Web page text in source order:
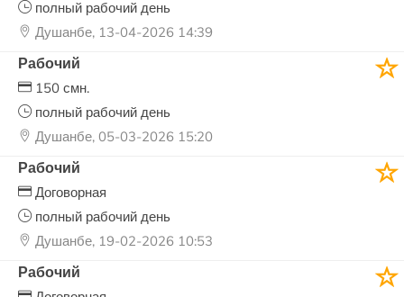
полный рабочий день
Душанбе, 13-04-2026 14:39
Рабочий
150 смн.
полный рабочий день
Душанбе, 05-03-2026 15:20
Рабочий
Договорная
полный рабочий день
Душанбе, 19-02-2026 10:53
Рабочий